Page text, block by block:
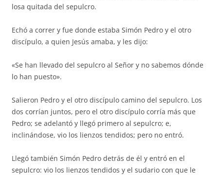
losa quitada del sepulcro.
Echó a correr y fue donde estaba Simón Pedro y el otro
discípulo, a quien Jesús amaba, y les dijo:
«Se han llevado del sepulcro al Señor y no sabemos dónde
lo han puesto».
Salieron Pedro y el otro discípulo camino del sepulcro. Los
dos corrían juntos, pero el otro discípulo corría más que
Pedro; se adelantó y llegó primero al sepulcro; e,
inclinándose, vio los lienzos tendidos; pero no entró.
Llegó también Simón Pedro detrás de él y entró en el
sepulcro: vio los lienzos tendidos y el sudario con que le